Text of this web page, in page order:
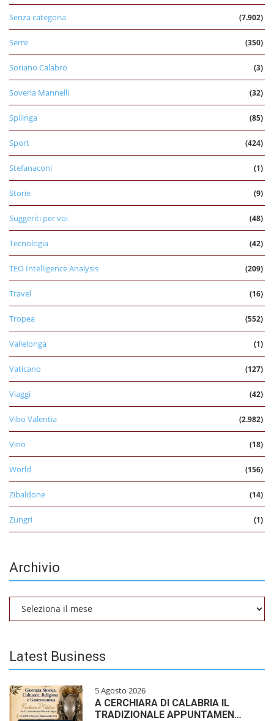
Senza categoria (7.902)
Serre (350)
Soriano Calabro (3)
Soveria Mannelli (32)
Spilinga (85)
Sport (424)
Stefanaconi (1)
Storie (9)
Suggeriti per voi (48)
Tecnologia (42)
TEO Intelligence Analysis (209)
Travel (16)
Tropea (552)
Vallelonga (1)
Vaticano (127)
Viaggi (42)
Vibo Valentia (2.982)
Vino (18)
World (156)
Zibaldone (14)
Zungri (1)
Archivio
Archivio
Latest Business
5 Agosto 2026
A CERCHIARA DI CALABRIA IL
TRADIZIONALE APPUNTAMEN…